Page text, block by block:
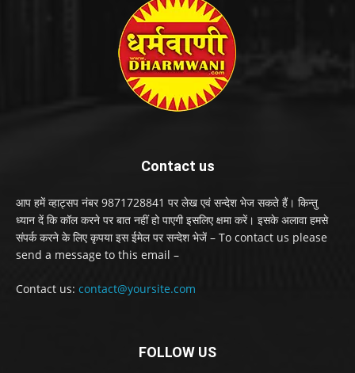
Contact us
आप हमें व्हाट्सप नंबर 9871728841 पर लेख एवं सन्देश भेज सकते हैं। किन्तु
ध्यान दें कि कॉल करने पर बात नहीं हो पाएगी इसलिए क्षमा करें। इसके अलावा हमसे
संपर्क करने के लिए कृपया इस ईमेल पर सन्देश भेजें – To contact us please
send a message to this email –
Contact us: contact@yoursite.com
FOLLOW US